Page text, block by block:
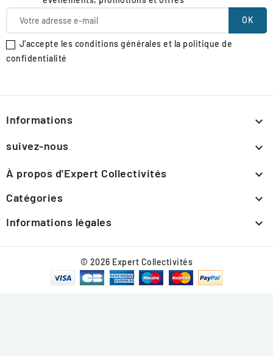
J'accepte les conditions générales et la politique de
confidentialité
Informations 
suivez-nous 
À propos d'Expert Collectivités 
Catégories 
Informations légales 
© 2026 Expert Collectivités